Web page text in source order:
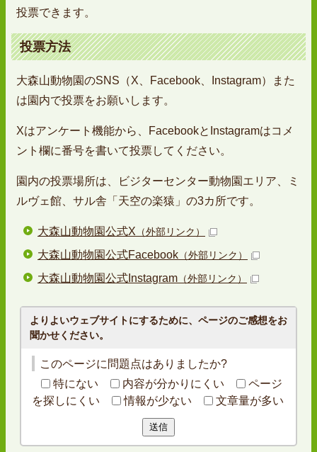
投票できます。
投票方法
大森山動物園のSNS（X、Facebook、Instagram）また
は園内で投票をお願いします。
Xはアンケート機能から、FacebookとInstagramはコメ
ント欄に番号を書いて投票してください。
園内の投票場所は、ビジターセンター動物園エリア、ミ
ルヴェ館、サル舎「天空の楽猿」の3カ所です。
大森山動物園公式X （外部リンク）
大森山動物園公式Facebook （外部リンク）
大森山動物園公式Instagram （外部リンク）
よりよいウェブサイトにするために、ページのご感想をお
聞かせください。
このページに問題点はありましたか?
特にない
内容が分かりにくい
ページ
を探しにくい
情報が少ない 文章量が多い
送信